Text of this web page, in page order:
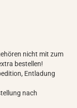
nicht mit zum
bestellen!
Entladung
nach